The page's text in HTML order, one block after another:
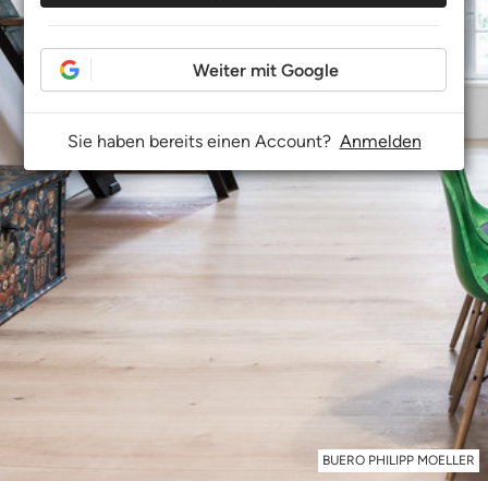
BUERO PHILIPP MOELLER
Weiter mit Google
Sie haben bereits einen Account? Anmelden